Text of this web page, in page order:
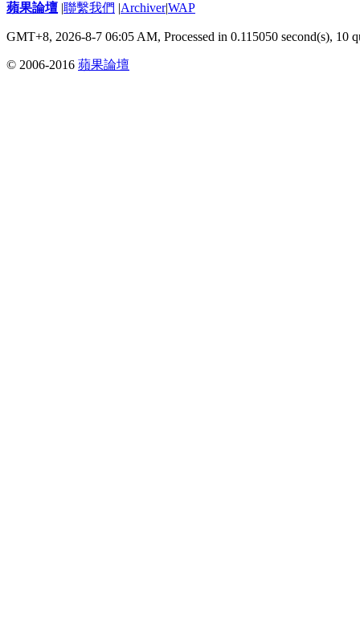
蘋果論壇 |聯繫我們 |Archiver|WAP
GMT+8, 2026-8-7 06:05 AM, Processed in 0.115050 second(s), 10
© 2006-2016 蘋果論壇